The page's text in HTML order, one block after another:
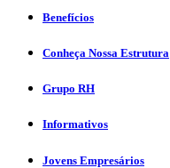
Benefícios
Conheça Nossa Estrutura
Grupo RH
Informativos
Jovens Empresários